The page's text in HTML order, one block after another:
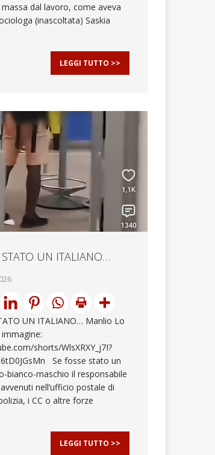
dal lavoro, come aveva
(inascoltata) Saskia
LEGGI TUTTO >>
STATO UN ITALIANO…
UN ITALIANO… Manlio Lo
shorts/WlsXRXY_j7I?
Se fosse stato un
bianco-maschio il responsabile
nell’ufficio postale di
i CC o altre forze
LEGGI TUTTO >>